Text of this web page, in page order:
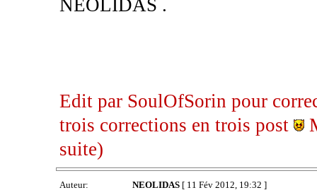
NEOLIDAS .
Edit par SoulOfSorin pour
trois corrections en trois post
suite)
Auteur: NEOLIDAS[ 11 Fév 2012, 19:32 ]